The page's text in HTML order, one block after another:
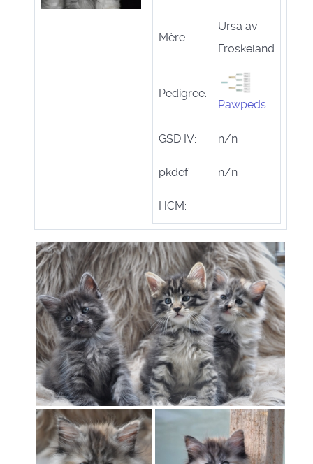
Mère:
Ursa av
Froskeland
Pedigree:
Pawpeds
GSD IV: n/n
pkdef: n/n
HCM: